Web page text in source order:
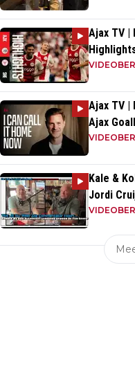
Ajax TV |
Ajax TV
Ajax
Kale &
Jordi